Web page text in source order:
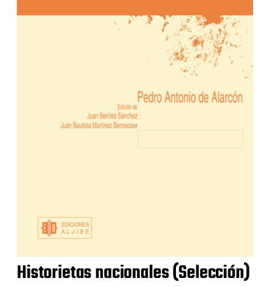
Historietas nacionales (Selección)